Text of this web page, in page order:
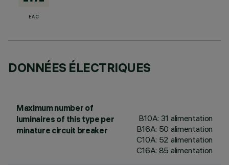
EAC
DONNÉES ÉLECTRIQUES
Maximum number of
luminaires of this type per
minature circuit breaker
B10A: 31 alimentation
B16A: 50 alimentation
C10A: 52 alimentation
C16A: 85 alimentation